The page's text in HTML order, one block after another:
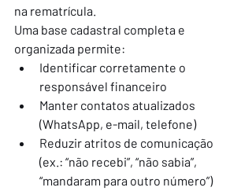
na rematrícula.
Uma base cadastral completa e
organizada permite:
Identificar corretamente o
responsável financeiro
Manter contatos atualizados
(WhatsApp, e-mail, telefone)
Reduzir atritos de comunicação
(ex.: “não recebi”, “não sabia”,
“mandaram para outro número”)